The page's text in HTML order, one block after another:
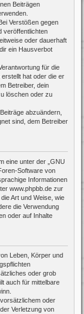
Beiträgen
Verstößen gegen
veröffentlichten
oder dauerhaft
ein Hausverbot
für die
hat oder die er
Betreiber, dein
löschen oder zu
abzuändern,
sind, dem Betreiber
eine unter der „ GNU
Software von
Informationen
www.phpbb.de zur
Art und Weise, wie
die Verwendung
oder auf Inhalte
Leben, Körper und
oder grob
auch für mittelbare
oder
Verletzung von